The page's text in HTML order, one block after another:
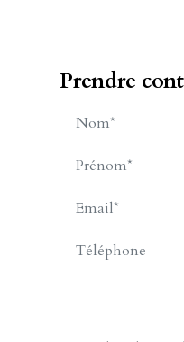
Prendre